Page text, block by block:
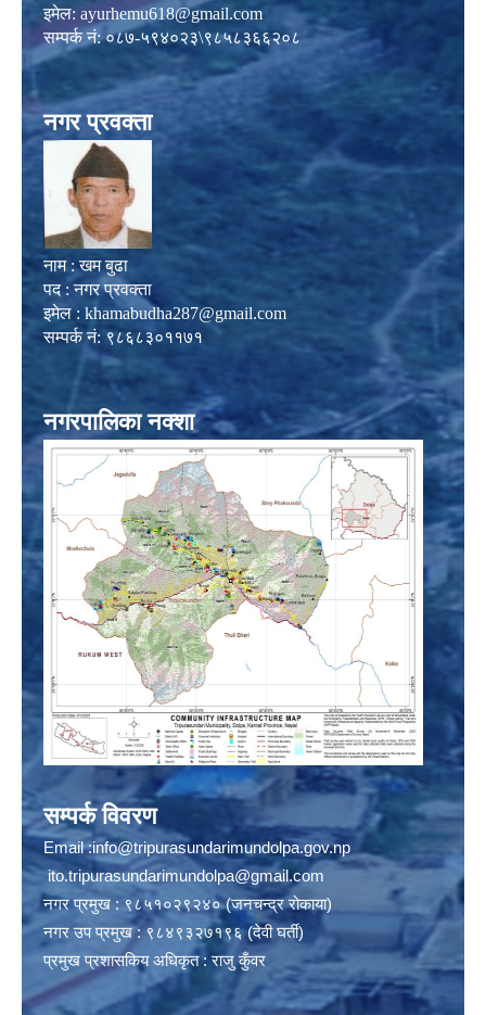
इमेल: ayurhemu618@gmail.com
सम्पर्क नं: ०८७-५९४०२३\९८५८३६६२०८
नगर प्रवक्ता
नाम : खम बुढा
पद : नगर प्रवक्ता
इमेल : khamabudha287@gmail.com
सम्पर्क नं: ९८६८३०११७१
नगरपालिका नक्शा
सम्पर्क विवरण
Email :info@tripurasundarimundolpa.gov.np
ito.tripurasundarimundolpa@gmail.com
नगर प्रमुख : ९८५१०२९२४० (जनचन्द्र रोकाया)
नगर उप प्रमुख : ९८४९३२७१९६ (देवी घर्ती)
प्रमुख प्रशासकिय अधिकृत : राजु कुँवर